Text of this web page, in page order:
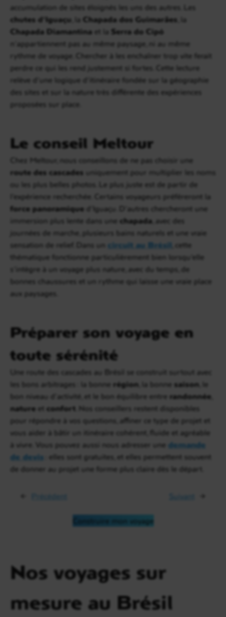
accumulation de sites éloignés les uns des autres. Les
chutes d’Iguaçu , la Chapada dos Guimarães , la
Chapada Diamantina et la Serra do Cipó
n’appartiennent pas au même paysage, ni au même
rythme de voyage. Chercher à les enchaîner trop vite ferait
perdre ce qui les rend justement si fortes. Cette lecture
relève d’une logique d’itinéraire fondée sur la géographie
des sites et sur la nature très différente des expériences
proposées sur place.
Le conseil Meltour
Chez Meltour, nous conseillons de ne pas choisir une
route des cascades uniquement pour multiplier les noms
ou les plus belles photos. Le plus juste est de partir de
l’expérience recherchée. Certains voyageurs préféreront la
force panoramique d’Iguaçu. D’autres chercheront une
immersion plus lente dans une chapada , avec des
journées de marche, plusieurs bains naturels et une vraie
sensation de relief. Dans un circuit au Brésil , cette
thématique fonctionne particulièrement bien lorsqu’elle
s’intègre à un voyage plus nature, avec du temps, de
bonnes chaussures et un rythme qui laisse une vraie place
aux paysages.
Préparer son voyage en
toute sérénité
Une route des cascades au Brésil se construit surtout avec
les bons arbitrages : la bonne région , la bonne saison , le
bon niveau d’activité, et le bon équilibre entre randonnée
nature et confort . Nos conseillers restent disponibles
pour répondre à vos questions, affiner ce type de projet et
vous aider à bâtir un itinéraire cohérent, fluide et agréable
à vivre. Vous pouvez aussi nous adresser une demande
de devis : elles sont gratuites, et elles permettent souvent
de donner au projet une forme plus claire dès le départ.
← Suivant →
Construire mon voyage
Nos voyages sur
mesure au Brésil